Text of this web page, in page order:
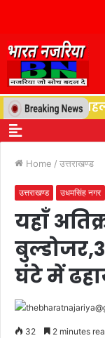
देने की
Home / उत्तराखण्ड
उत्तराखण्ड उधमसिंह नगर
यहाँ
घंटे में
32 2 minutes